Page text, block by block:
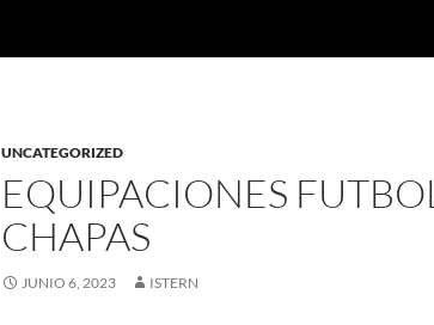
UNCATEGORIZED
EQUIPACIONES FUTBOL
CHAPAS
JUNIO 6, 2023 ISTERN